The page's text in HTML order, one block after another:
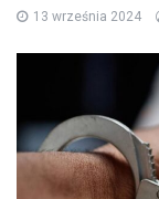
13 września 2024